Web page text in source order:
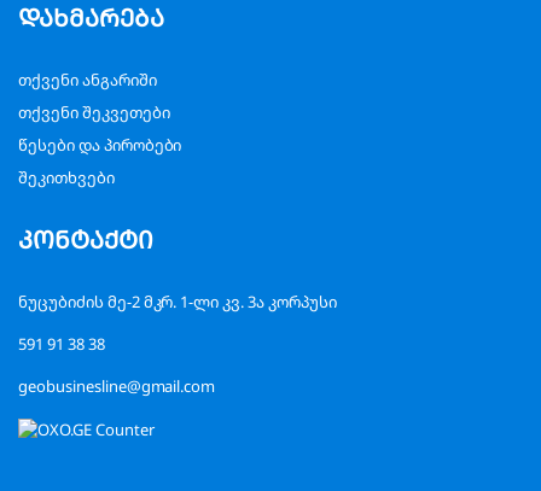
დახმარება
თქვენი ანგარიში
თქვენი შეკვეთები
წესები და პირობები
შეკითხვები
კონტაქტი
ნუცუბიძის მე-2 მკრ. 1-ლი კვ. 3ა კორპუსი
591 91 38 38
geobusinesline@gmail.com